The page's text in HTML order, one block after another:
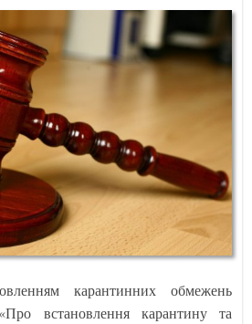
карантинних обмежень
встановлення карантину та